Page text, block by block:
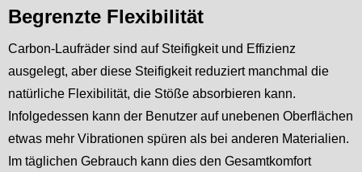
Begrenzte Flexibilität
Carbon-Laufräder sind auf Steifigkeit und Effizienz
ausgelegt, aber diese Steifigkeit reduziert manchmal die
natürliche Flexibilität, die Stöße absorbieren kann.
Infolgedessen kann der Benutzer auf unebenen Oberflächen
etwas mehr Vibrationen spüren als bei anderen Materialien.
Im täglichen Gebrauch kann dies den Gesamtkomfort